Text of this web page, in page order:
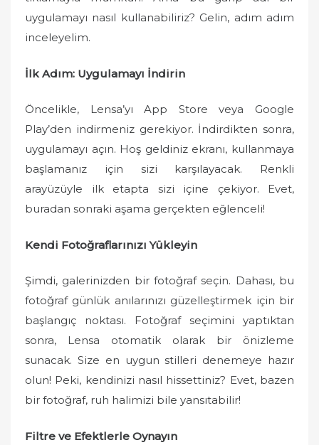
uygulamayı nasıl kullanabiliriz? Gelin, adım adım
inceleyelim.
İlk Adım: Uygulamayı İndirin
Öncelikle, Lensa’yı App Store veya Google
Play’den indirmeniz gerekiyor. İndirdikten sonra,
uygulamayı açın. Hoş geldiniz ekranı, kullanmaya
başlamanız için sizi karşılayacak. Renkli
arayüzüyle ilk etapta sizi içine çekiyor. Evet,
buradan sonraki aşama gerçekten eğlenceli!
Kendi Fotoğraflarınızı Yükleyin
Şimdi, galerinizden bir fotoğraf seçin. Dahası, bu
fotoğraf günlük anılarınızı güzelleştirmek için bir
başlangıç noktası. Fotoğraf seçimini yaptıktan
sonra, Lensa otomatik olarak bir önizleme
sunacak. Size en uygun stilleri denemeye hazır
olun! Peki, kendinizi nasıl hissettiniz? Evet, bazen
bir fotoğraf, ruh halimizi bile yansıtabilir!
Filtre ve Efektlerle Oynayın